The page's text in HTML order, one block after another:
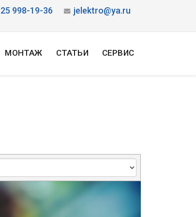
998-19-36 jelektro@ya.ru
МОНТАЖ СТАТЬИ СЕРВИС